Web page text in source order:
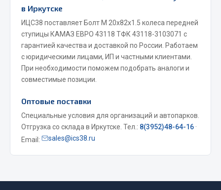
Весь раздел
Запчасти МАЗ
Подвеска
Тормозная система
Двери
Окно ветровое
Показать ещё
в Иркутске
ИЦС38 поставляет Болт М 20х82х1.5 колеса передней
ступицы КАМАЗ ЕВРО 43118 ТФК 43118-3103071 с
гарантией качества и доставкой по России. Работаем
с юридическими лицами, ИП и частными клиентами.
При необходимости поможем подобрать аналоги и
совместимые позиции.
Оптовые поставки
Специальные условия для организаций и автопарков.
Отгрузка со склада в Иркутске. Тел.: 8(3952)48-64-16 ·
Email:
sales@ics38.ru